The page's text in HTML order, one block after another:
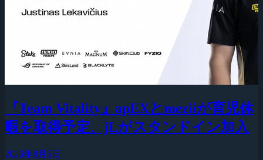
『Team Vitality』apEXとmeziiが育児休
暇を取得予定、jLがスタンドイン加入
2026年8月5日